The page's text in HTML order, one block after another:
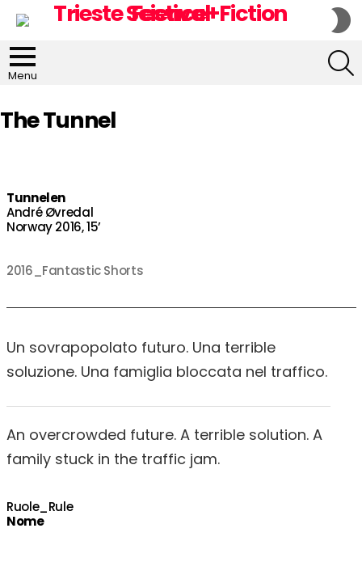
Menu
The Tunnel
Tunnelen
André Øvredal
Norway 2016, 15’
2016_Fantastic Shorts
Un sovrapopolato futuro. Una terrible
soluzione. Una famiglia bloccata nel traffico.
An overcrowded future. A terrible solution. A
family stuck in the traffic jam.
Ruole_Rule
Nome